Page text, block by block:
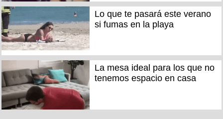
Lo que te pasará este verano
si fumas en la playa
La mesa ideal para los que no
tenemos espacio en casa